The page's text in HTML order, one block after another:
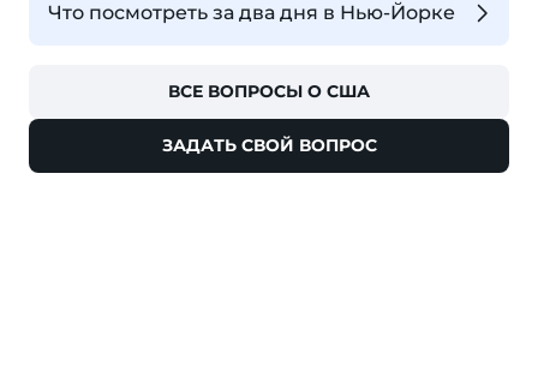
Что посмотреть за два дня в Нью-Йорке
ВСЕ ВОПРОСЫ О США
ЗАДАТЬ СВОЙ ВОПРОС